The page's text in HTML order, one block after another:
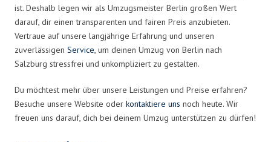
ist. Deshalb legen wir als Umzugsmeister Berlin großen Wert
darauf, dir einen transparenten und fairen Preis anzubieten.
Vertraue auf unsere langjährige Erfahrung und unseren
zuverlässigen Service, um deinen Umzug von Berlin nach
Salzburg stressfrei und unkompliziert zu gestalten.
Du möchtest mehr über unsere Leistungen und Preise erfahren?
Besuche unsere Website oder kontaktiere uns noch heute. Wir
freuen uns darauf, dich bei deinem Umzug unterstützen zu dürfen!